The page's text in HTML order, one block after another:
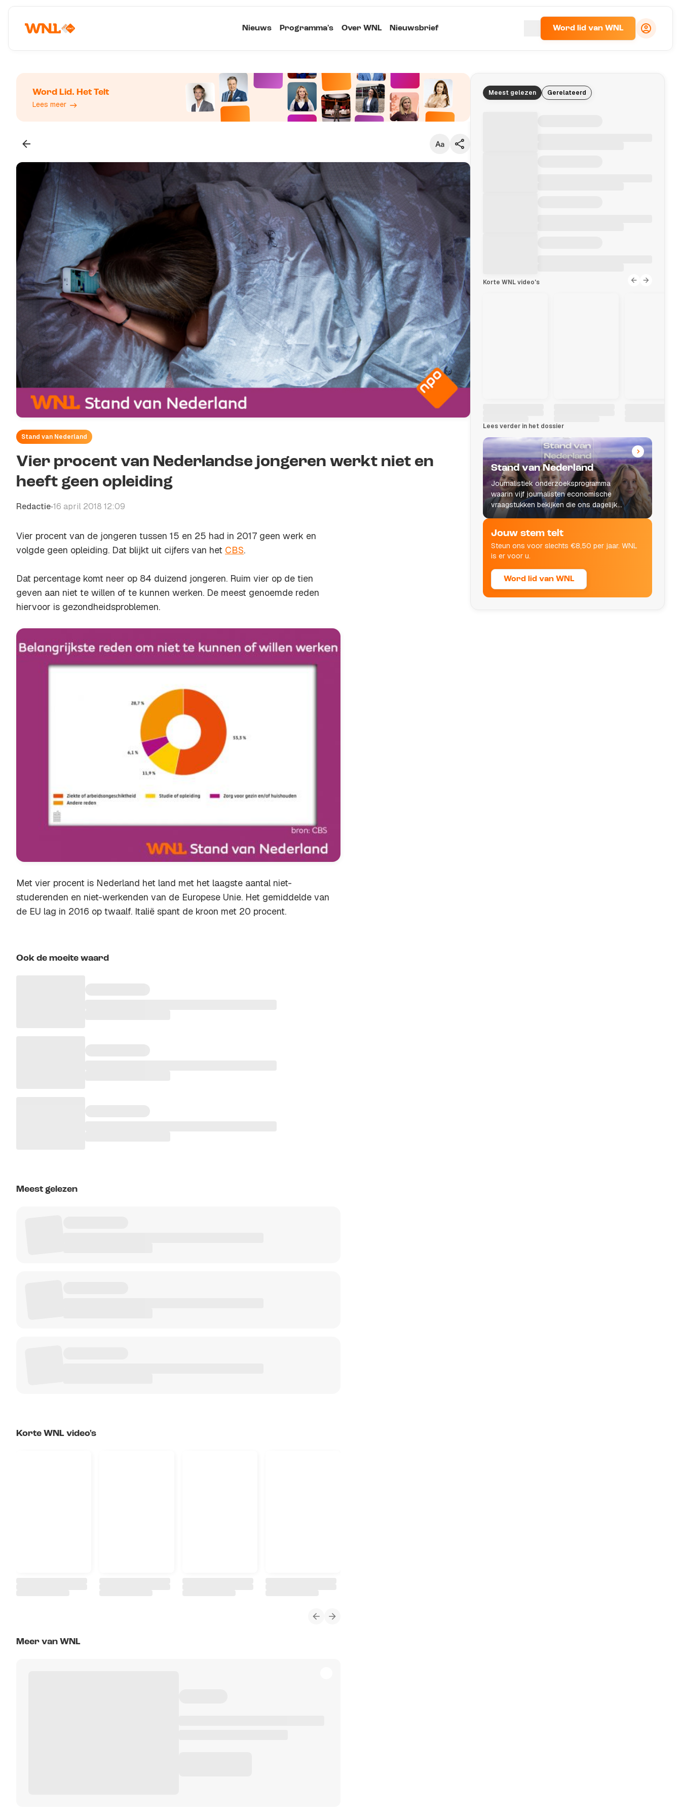
Nieuws Programma's Over WNL Nieuwsbrief Word lid van WNL
Word Lid. Het Telt
Lees meer
Klein
Standaard
Groot
Kopieer link
Stand van Nederland
Vier procent van Nederlandse jongeren werkt niet en
heeft geen opleiding
Redactie•16 april 2018 12:09
Vier procent van de jongeren tussen 15 en 25 had in 2017 geen werk en
volgde geen opleiding. Dat blijkt uit cijfers van het CBS.
Dat percentage komt neer op 84 duizend jongeren. Ruim vier op de tien
geven aan niet te willen of te kunnen werken. De meest genoemde reden
hiervoor is gezondheidsproblemen.
Met vier procent is Nederland het land met het laagste aantal niet-
studerenden en niet-werkenden van de Europese Unie. Het gemiddelde van
de EU lag in 2016 op twaalf. Italië spant de kroon met 20 procent.
Ook de moeite waard
Meest gelezen
Korte WNL video's
Meer van WNL
Meest gelezen Gerelateerd
Korte WNL video's
Lees verder in het dossier
Stand van Nederland
Journalistiek onderzoeksprogramma
waarin vijf journalisten economische
vraagstukken bekijken die ons dagelijks
leven raken.
Jouw stem telt
Steun ons voor slechts €8,50 per jaar. WNL
is er voor u.
Word lid van WNL